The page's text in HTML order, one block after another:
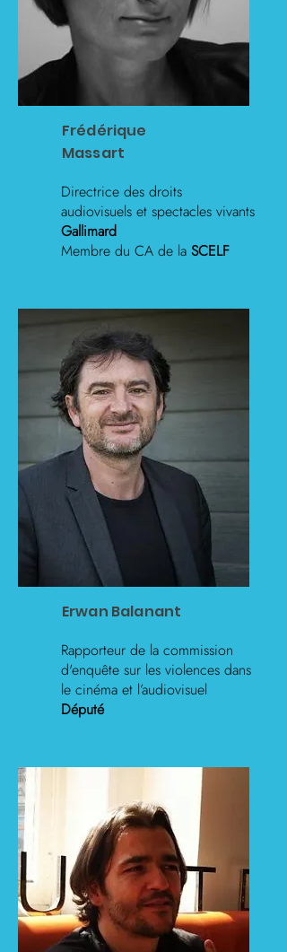
Frédérique
Massart
Directrice des droits
audiovisuels et spectacles vivants
Gallimard
Membre du CA de la SCELF
Erwan Balanant
Rapporteur de la commission
d'enquête sur les violences dans
le cinéma et l’audiovisuel
Député